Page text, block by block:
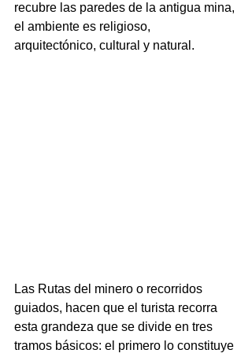
recubre las paredes de la antigua mina,
el ambiente es religioso,
arquitectónico, cultural y natural.
Las Rutas del minero o recorridos
guiados, hacen que el turista recorra
esta grandeza que se divide en tres
tramos básicos: el primero lo constituye